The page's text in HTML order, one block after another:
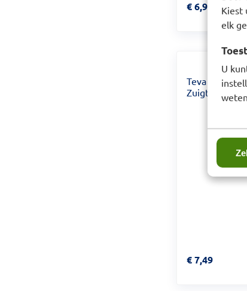
Kiest
elk
U
Prijs: € 6,99
€6,99
Teva Trachsil
Prijs: € 7,49
€7,49